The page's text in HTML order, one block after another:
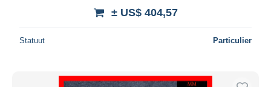
± US$ 404,57
Statuut Particulier